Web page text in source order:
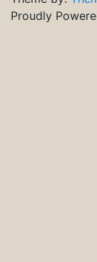
Proudly